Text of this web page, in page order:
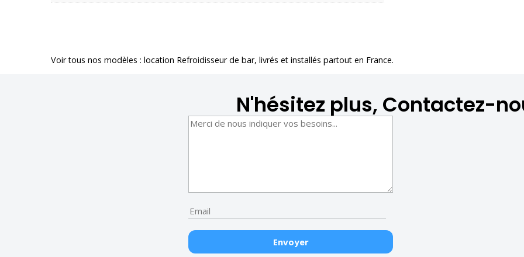
Voir tous nos modèles : location Refroidisseur de bar, livrés et installés partout en France.
N'hésitez plus, Contactez-